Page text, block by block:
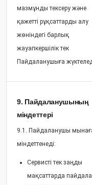
мазмұнды тексеру және
қажетті рұқсаттарды алу
жөніндегі барлық
жауапкершілік тек
Пайдаланушыға
9. Пайдаланушының
міндеттері
9.1. Пайдаланушы
міндеттенеді:
Сервисті тек заңды
мақсаттарда